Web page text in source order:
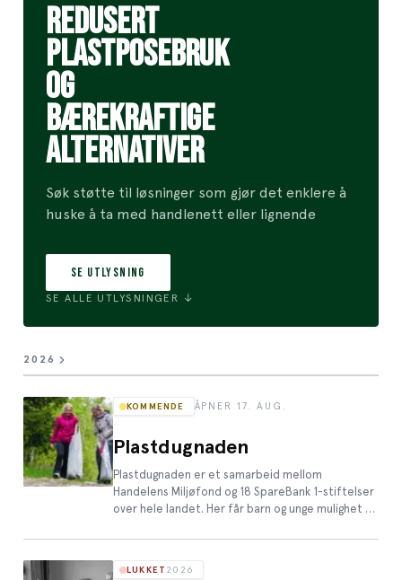
REDUSERT
PLASTPOSEBRUK
OG
BÆREKRAFTIGE
ALTERNATIVER
Søk støtte til løsninger som gjør det enklere å
huske å ta med handlenett eller lignende
SE UTLYSNING
SE ALLE UTLYSNINGER ↓
2026
KOMMENDE ÅPNER 17. AUG.
Plastdugnaden
Plastdugnaden er et samarbeid mellom
Handelens Miljøfond og 18 SpareBank 1-stiftelser
over hele landet. Her får barn og unge mulighet til
forening.
LUKKET 2026